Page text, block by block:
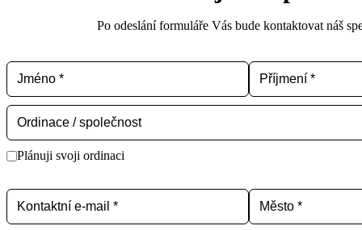
Po odeslání formuláře Vás bude kontaktovat náš
Plánuji svoji ordinaci